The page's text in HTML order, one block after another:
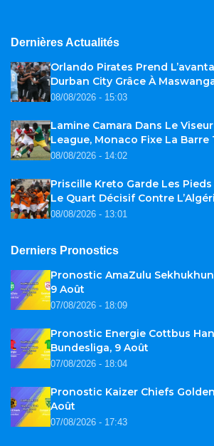
Dernières Actualités
Orlando Pirates Prend
Durban City Grâce À
08/08/2026 - 15:03
Lamine Camara Dans Le
League, Monaco Fixe La Barre
08/08/2026 - 14:02
Priscille Kreto Garde Les
Le Quart Décisif Contre
08/08/2026 - 13:01
Derniers Pronostics
Pronostic AmaZulu
9 Août
07/08/2026 - 18:09
Pronostic Energie Cottbus
Bundesliga, 9 Août
07/08/2026 - 18:04
Pronostic Kaizer Chiefs
Août
07/08/2026 - 17:43